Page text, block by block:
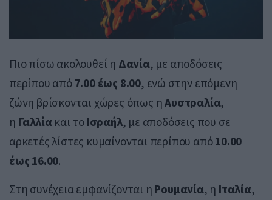
Πιο πίσω ακολουθεί η Δανία, με αποδόσεις
περίπου από 7.00 έως 8.00, ενώ στην επόμενη
ζώνη βρίσκονται χώρες όπως ηΑυστραλία,
η Γαλλίακαι το Ισραήλ, με αποδόσεις που σε
αρκετές λίστες κυμαίνονται περίπου από10.00
έως 16.00.
Στη συνέχεια εμφανίζονται η Ρουμανία, η Ιταλία,